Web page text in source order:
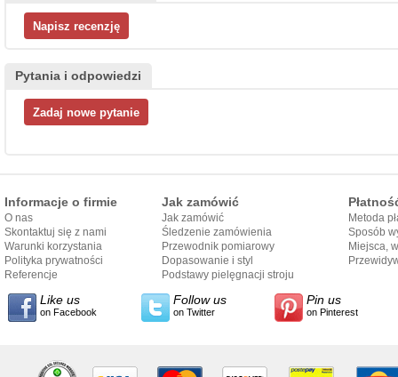
Pytania i odpowiedzi
Informacje o firmie
O nas
Skontaktuj się z nami
Warunki korzystania
Polityka prywatności
Referencje
Jak zamówić
Jak zamówić
Śledzenie zamówienia
Przewodnik pomiarowy
Dopasowanie i styl
przewodnika
Podstawy pielęgnacji stroju
Metoda
Sposób
Miejsca,
Like us
on Facebook
Follow us
on Twitter
Pin us
on Pinterest